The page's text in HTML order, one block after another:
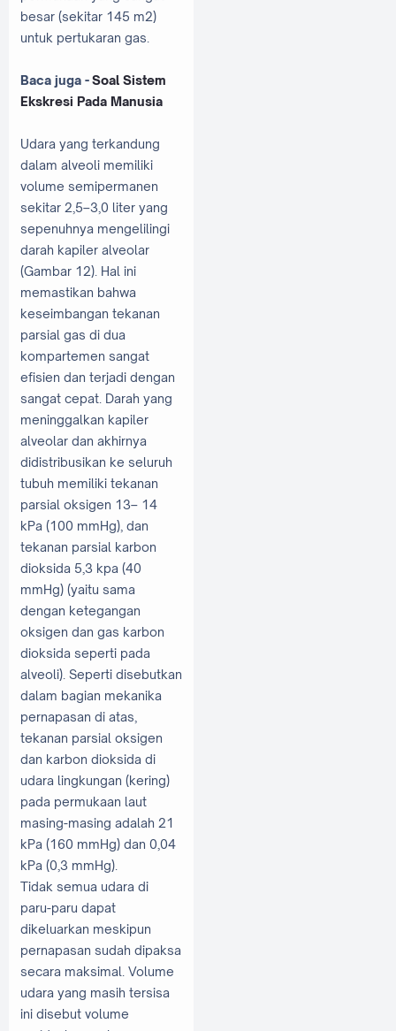
besar (sekitar 145 m2)
untuk pertukaran gas.
Baca juga -Soal Sistem
Ekskresi Pada Manusia
Udara yang terkandung
dalam alveoli memiliki
volume semipermanen
sekitar 2,5–3,0 liter yang
sepenuhnya mengelilingi
darah kapiler alveolar
(Gambar 12). Hal ini
memastikan bahwa
keseimbangan tekanan
parsial gas di dua
kompartemen sangat
efisien dan terjadi dengan
sangat cepat. Darah yang
meninggalkan kapiler
alveolar dan akhirnya
didistribusikan ke seluruh
tubuh memiliki tekanan
parsial oksigen 13– 14
kPa (100 mmHg), dan
tekanan parsial karbon
dioksida 5,3 kpa (40
mmHg) (yaitu sama
dengan ketegangan
oksigen dan gas karbon
dioksida seperti pada
alveoli). Seperti disebutkan
dalam bagian mekanika
pernapasan di atas,
tekanan parsial oksigen
dan karbon dioksida di
udara lingkungan (kering)
pada permukaan laut
masing-masing adalah 21
kPa (160 mmHg) dan 0,04
kPa (0,3 mmHg).
Tidak semua udara di
paru-paru dapat
dikeluarkan meskipun
pernapasan sudah dipaksa
secara maksimal. Volume
udara yang masih tersisa
ini disebut volume